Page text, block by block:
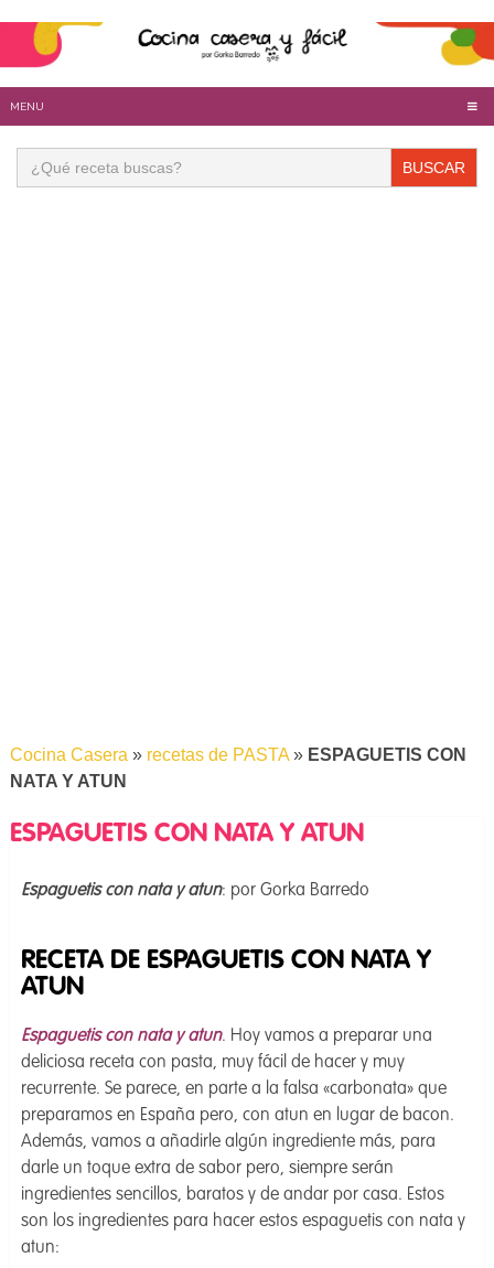
MENU
Buscar:
Cocina Casera» recetas de PASTA» ESPAGUETIS CON
NATA Y ATUN
ESPAGUETIS CON NATA Y ATUN
Espaguetis con nata y atun: por Gorka Barredo
RECETA DE ESPAGUETIS CON NATA Y
ATUN
Espaguetis con nata y atun. Hoy vamos a preparar una
deliciosa receta con pasta, muy fácil de hacer y muy
recurrente. Se parece, en parte a la falsa «carbonata» que
preparamos en España pero, con atun en lugar de bacon.
Además, vamos a añadirle algún ingrediente más, para
darle un toque extra de sabor pero, siempre serán
ingredientes sencillos, baratos y de andar por casa. Estos
son los ingredientes para hacer estos espaguetis con nata y
atun: